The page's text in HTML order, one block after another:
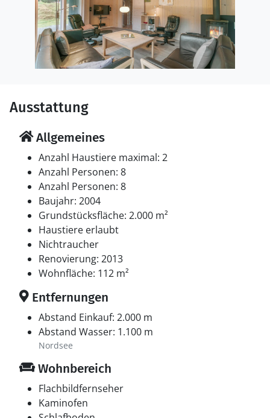
Ausstattung
Allgemeines
Anzahl Haustiere maximal: 2
Anzahl Personen: 8
Anzahl Personen: 8
Baujahr: 2004
Grundstücksfläche: 2.000 m²
Haustiere erlaubt
Nichtraucher
Renovierung: 2013
Wohnfläche: 112 m²
Entfernungen
Abstand Einkauf: 2.000 m
Abstand Wasser: 1.100 m
Nordsee
Wohnbereich
Flachbildfernseher
Kaminofen